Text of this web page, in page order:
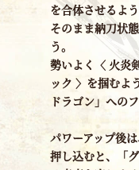
を合体させるよう
そのまま納刀状
う。
勢いよく〈 火炎
ック 〉を掴むよ
ドラゴン」への
パワーアップ後
押し込むと、「